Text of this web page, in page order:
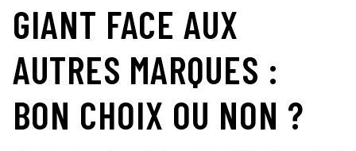
GIANT FACE AUX
AUTRES MARQUES :
BON CHOIX OU NON ?